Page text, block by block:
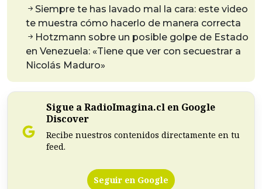
Siempre te has lavado mal la cara: este video
te muestra cómo hacerlo de manera correcta
Hotzmann sobre un posible golpe de Estado
en Venezuela: «Tiene que ver con secuestrar a
Nicolás Maduro»
Sigue a RadioImagina.cl en Google
Discover
Recibe nuestros contenidos directamente en tu
feed.
Seguir en Google